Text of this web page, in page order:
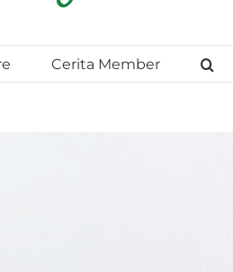
Cerita Member